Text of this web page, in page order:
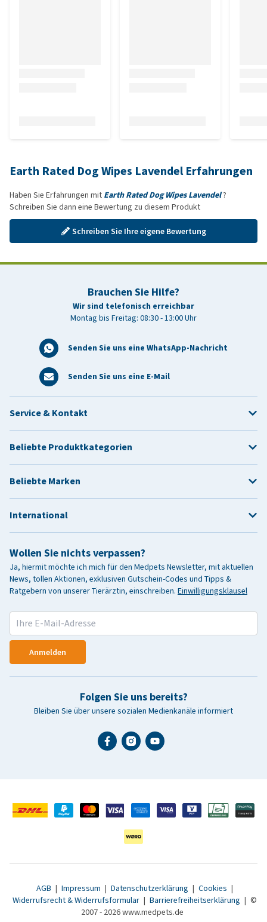
Earth Rated Dog Wipes Lavendel Erfahrungen
Haben Sie Erfahrungen mit Earth Rated Dog Wipes Lavendel?
Schreiben Sie dann eine Bewertung zu diesem Produkt
Schreiben Sie Ihre eigene Bewertung
Brauchen Sie Hilfe?
Wir sind telefonisch erreichbar
Montag bis Freitag: 08:30 - 13:00 Uhr
Senden Sie uns eine WhatsApp-Nachricht
Senden Sie uns eine E-Mail
Wollen Sie nichts verpassen?
Ja, hiermit möchte ich mich für den Medpets Newsletter, mit aktuellen
News, tollen Aktionen, exklusiven Gutschein-Codes und Tipps &
Ratgebern von unserer Tierärztin, einschreiben. Einwilligungsklausel
Anmelden
Folgen Sie uns bereits?
Bleiben Sie über unsere sozialen Medienkanäle informiert
Service & Kontakt
Beliebte Produktkategorien
Beliebte Marken
International
AGB | Impressum | Datenschutzerklärung | Cookies |
Widerrufsrecht & Widerrufsformular | Barrierefreiheitserklärung | ©
2007 - 2026 www.medpets.de